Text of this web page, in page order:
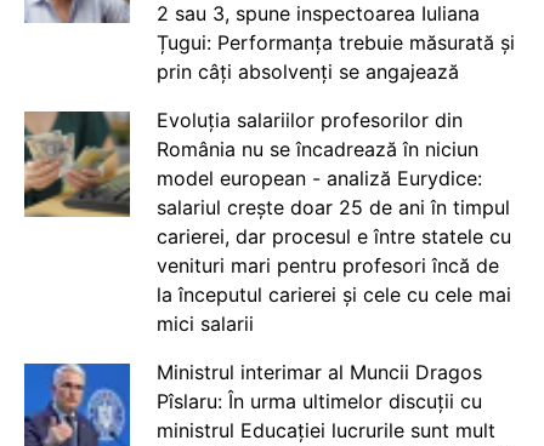
2 sau 3, spune inspectoarea Iuliana
Țugui: Performanța trebuie măsurată și
prin câți absolvenți se angajează
Evoluția salariilor profesorilor din
România nu se încadrează în niciun
model european - analiză Eurydice:
salariul crește doar 25 de ani în timpul
carierei, dar procesul e între statele cu
venituri mari pentru profesori încă de
la începutul carierei și cele cu cele mai
mici salarii
Ministrul interimar al Muncii Dragos
Pîslaru: În urma ultimelor discuții cu
ministrul Educației lucrurile sunt mult